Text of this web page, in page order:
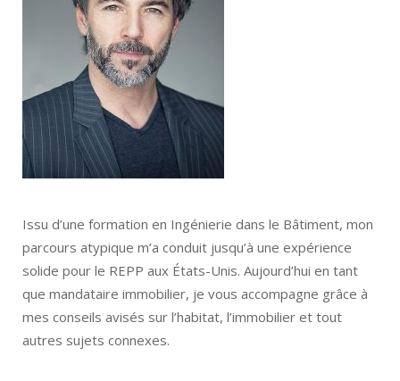
Issu d’une formation en Ingénierie dans le Bâtiment, mon
parcours atypique m’a conduit jusqu’à une expérience
solide pour le REPP aux États-Unis. Aujourd’hui en tant
que mandataire immobilier, je vous accompagne grâce à
mes conseils avisés sur l’habitat, l’immobilier et tout
autres sujets connexes.